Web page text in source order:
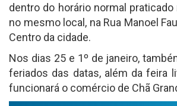
dentro do horário normal
no mesmo local, na Rua Manoel
Centro da cidade.
Nos dias 25 e 1º de janeiro,
feriados das datas, além da feira
funcionará o comércio de Chã